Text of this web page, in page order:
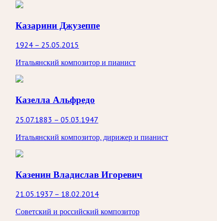
Казарини Джузеппе
1924 – 25.05.2015
Итальянский композитор и пианист
Казелла Альфредо
25.07.1883 – 05.03.1947
Итальянский композитор, дирижер и пианист
Казенин Владислав Игоревич
21.05.1937 – 18.02.2014
Советский и российский композитор